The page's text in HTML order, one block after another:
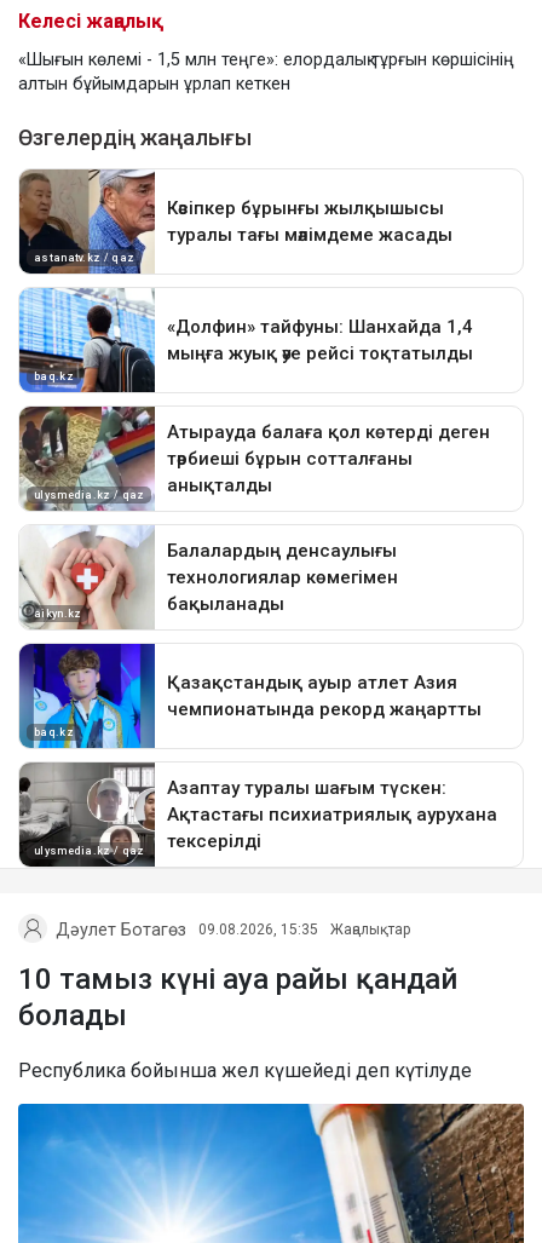
Келесі жаңалық
«Шығын көлемі - 1,5 млн теңге»: елордалық тұрғын көршісінің
алтын бұйымдарын ұрлап кеткен
Дәулет Ботагөз 09.08.2026, 15:35 Жаңалықтар
10 тамыз күні ауа райы қандай
болады
Республика бойынша жел күшейеді деп күтілуде